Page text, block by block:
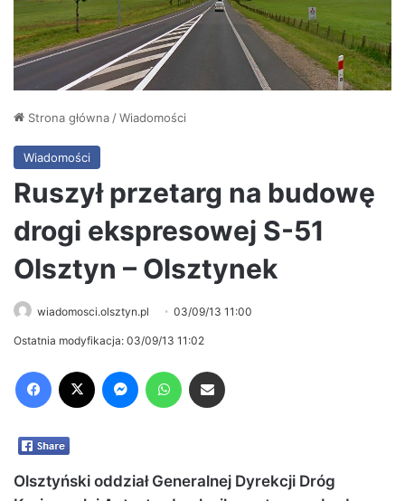
Strona główna /Wiadomości
Wiadomości
Ruszył przetarg na budowę
drogi ekspresowej S-51
Olsztyn – Olsztynek
wiadomosci.olsztyn.pl 03/09/13 11:00
Ostatnia modyfikacja: 03/09/13 11:02
Olsztyński oddział Generalnej Dyrekcji Dróg